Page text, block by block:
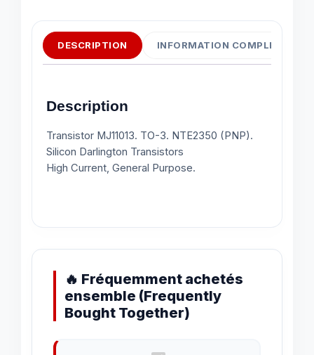
DESCRIPTION INFORMATION
Description
Transistor MJ11013. TO-3. NTE2350 (PNP).
Silicon Darlington Transistors
High Current, General Purpose.
🔥 Fréquemment achetés
ensemble (Frequently
Bought Together)